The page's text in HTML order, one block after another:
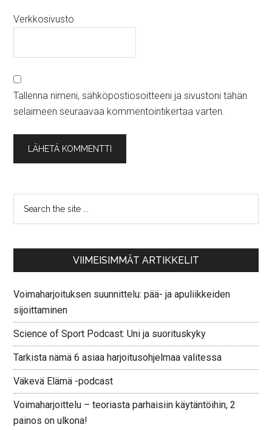
Verkkosivusto
Tallenna nimeni, sähköpostiosoitteeni ja sivustoni tähän
selaimeen seuraavaa kommentointikertaa varten.
VIIMEISIMMÄT ARTIKKELIT
Voimaharjoituksen suunnittelu: pää- ja apuliikkeiden
sijoittaminen
Science of Sport Podcast: Uni ja suorituskyky
Tarkista nämä 6 asiaa harjoitusohjelmaa valitessa
Väkevä Elämä -podcast
Voimaharjoittelu – teoriasta parhaisiin käytäntöihin, 2
painos on ulkona!